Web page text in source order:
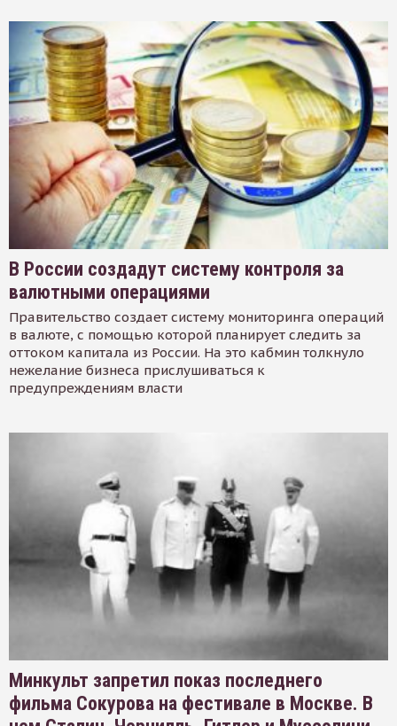
В России создадут систему контроля за
валютными операциями
Правительство создает систему мониторинга операций
в валюте, с помощью которой планирует следить за
оттоком капитала из России. На это кабмин толкнуло
нежелание бизнеса прислушиваться к
предупреждениям власти
Минкульт запретил показ последнего
фильма Сокурова на фестивале в Москве. В